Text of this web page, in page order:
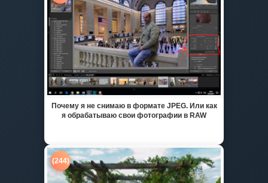
Почему я не снимаю в формате JPEG. Или как
я обрабатываю свои фотографии в RAW
(244)